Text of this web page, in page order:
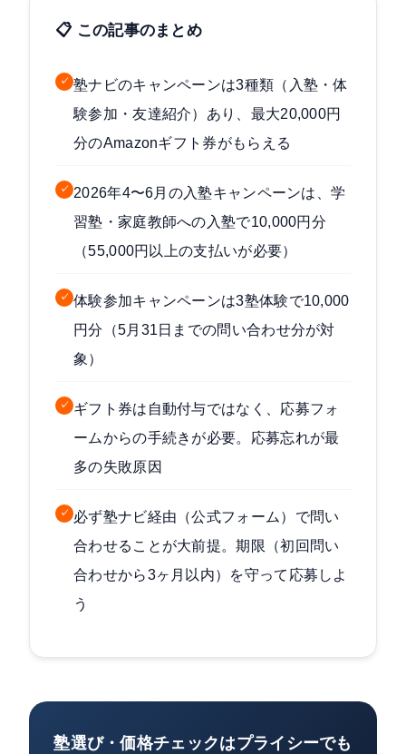
📋 この記事のまとめ
✓ 塾ナビのキャンペーンは3種類（入塾・体
験参加・友達紹介）あり、最大20,000円
分のAmazonギフト券がもらえる
✓ 2026年4〜6月の入塾キャンペーンは、学
習塾・家庭教師への入塾で10,000円分
（55,000円以上の支払いが必要）
✓ 体験参加キャンペーンは3塾体験で10,000
円分（5月31日までの問い合わせ分が対
象）
✓
ギフト券は自動付与ではなく、応募フォ
ームからの手続きが必要。応募忘れが最
多の失敗原因
✓
必ず塾ナビ経由（公式フォーム）で問い
合わせることが大前提。期限（初回問い
合わせから3ヶ月以内）を守って応募しよ
う
塾選び・価格チェックはプライシーでも